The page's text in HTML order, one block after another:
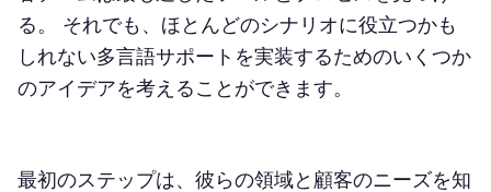
る。 それでも、ほとんどのシナリオに役立つかも
しれない多言語サポートを実装するためのいくつか
のアイデアを考えることができます。
最初のステップは、彼らの領域と顧客のニーズを知